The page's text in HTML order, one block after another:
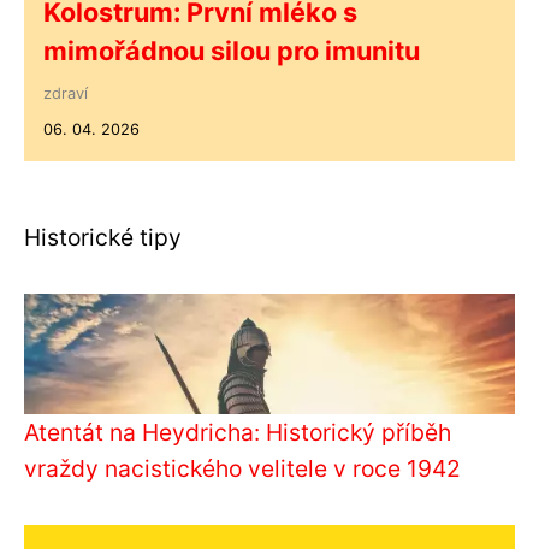
Kolostrum: První mléko s
mimořádnou silou pro imunitu
zdraví
06. 04. 2026
Historické tipy
Atentát na Heydricha: Historický příběh
vraždy nacistického velitele v roce 1942